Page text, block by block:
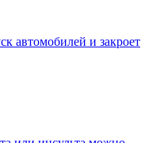
автомобилей и закроет